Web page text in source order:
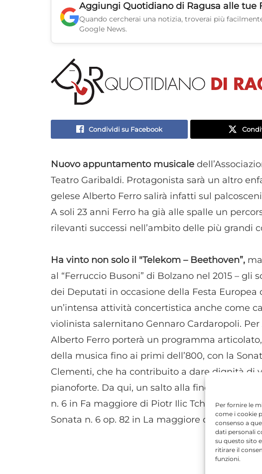
Per fornire le
come i cookie
consenso a
dati personali
su questo sito
ritirare il
funzioni.
Aggiungi Quotidiano di Ragusa alle tue
Quando cercherai una notizia, troverai più
Google News.
Condividi su Facebook
Nuovo appuntamento musicale
Teatro Garibaldi. Protagonista sarà un altro
gelese Alberto Ferro salirà infatti sul
A soli 23 anni Ferro ha già alle spalle un
rilevanti successi nell’ambito delle più grandi
Ha vinto non solo il "Telekom – Beethoven”,
al “Ferruccio Busoni” di Bolzano nel 2015 – gli
dei Deputati in occasione della Festa
un’intensa attività concertistica anche come
violinista salernitano Gennaro Cardaropoli.
Alberto Ferro porterà un programma
della musica fino ai primi dell’800, con la
Clementi, che ha contribuito a dare dignità di
pianoforte. Da qui, un salto alla fine del secolo,
n. 6 in Fa maggiore di Piotr Ilic Tchaikovsky,
Sonata n. 6 op. 82 in La maggiore di Sergei